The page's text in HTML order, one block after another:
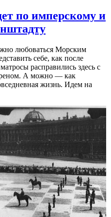
по имперскому и
любоваться Морским
себе, как после
расправились здесь с
А можно — как
жизнь. Идем на